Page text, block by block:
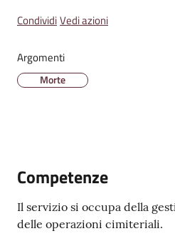
Amministrazione
Trasparente
o
r
e
CondividiVedi azioni
Argomenti
Morte
Competenze
Il servizio si occupa della
delle operazioni cimiteriali.